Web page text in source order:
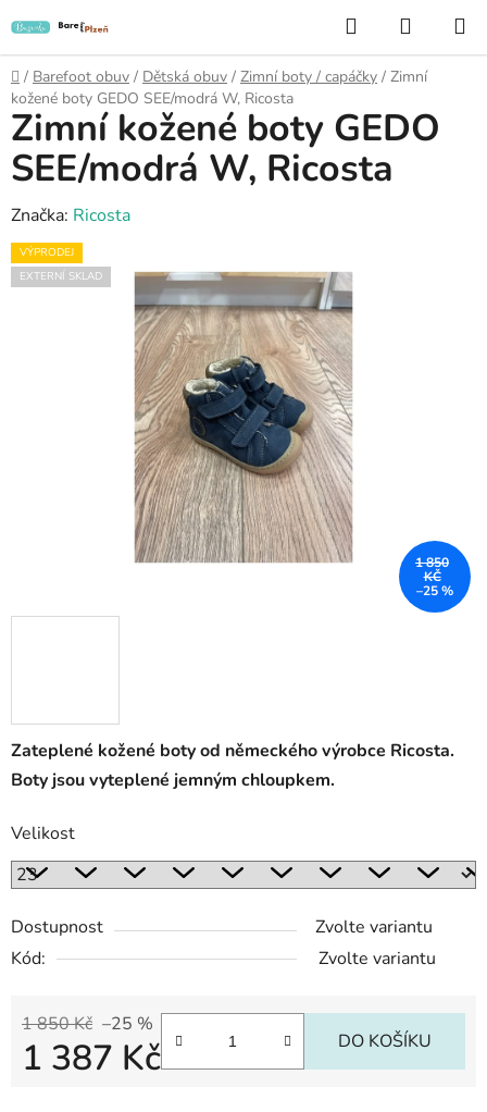
na
obsah
Hledat
KOŠÍK
Domů
/ Barefoot obuv / Dětská obuv / Zimní boty / capáčky / Zimní
kožené boty GEDO SEE/modrá W, Ricosta
Zateplené kožené boty od německého výrobce Ricosta.
Boty jsou vyteplené jemným chloupkem.
Velikost
Dostupnost
Zvolte variantu
Kód:
Zvolte variantu
1 850 Kč –25 %
1 387 Kč DO KOŠÍKU
Zimní kožené boty GEDO
SEE/modrá W, Ricosta
Značka: Ricosta
VÝPRODEJ
EXTERNÍ SKLAD
1 850
KČ
–25 %